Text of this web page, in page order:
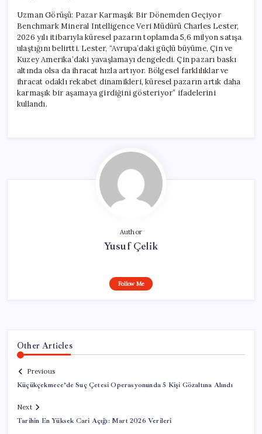
Uzman Görüşü: Pazar Karmaşık Bir Dönemden Geçiyor
Benchmark Mineral Intelligence Veri Müdürü Charles Lester,
2026 yılı itibarıyla küresel pazarın toplamda 5,6 milyon satışa
ulaştığını belirtti. Lester, “Avrupa’daki güçlü büyüme, Çin ve
Kuzey Amerika’daki yavaşlamayı dengeledi. Çin pazarı baskı
altında olsa da ihracat hızla artıyor. Bölgesel farklılıklar ve
ihracat odaklı rekabet dinamikleri, küresel pazarın artık daha
karmaşık bir aşamaya girdiğini gösteriyor” ifadelerini
kullandı.
Author
Yusuf Çelik
Follow Me
Other Articles
Previous
Küçükçekmece’de Suç Çetesi Operasyonunda 5 Kişi Gözaltına Alındı
Next
Tarihin En Yüksek Cari Açığı: Mart 2026 Verileri